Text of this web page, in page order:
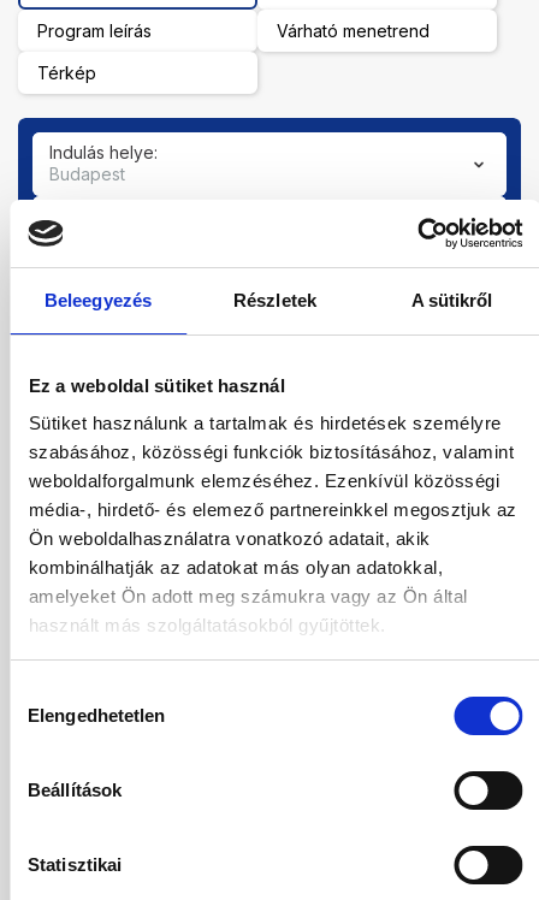
Beleegyezés Részletek A sütikről
Ez a weboldal sütiket használ
Sütiket használunk a tartalmak és hirdetések személyre
szabásához, közösségi funkciók biztosításához, valamint
weboldalforgalmunk elemzéséhez. Ezenkívül közösségi
média-, hirdető- és elemező partnereinkkel megosztjuk az
Ön weboldalhasználatra vonatkozó adatait, akik
kombinálhatják az adatokat más olyan adatokkal,
amelyeket Ön adott meg számukra vagy az Ön által
használt más szolgáltatásokból gyűjtöttek.
kiválasztása
Elengedhetetlen
Beállítások
Statisztikai
Program leírás Várható menetrend
Térkép
Indulás helye:
Budapest
Tartózkodási idő:
7-9 éjszaka
All inclusive
2 / 0
2026
Aug Sze Okt Nov
Dec
Kétágyas Bungalow Kertre Néző Szoba